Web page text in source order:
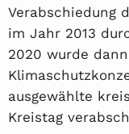
Verabschiedung
im Jahr 2013
2020 wurde
ausgewählte
Kreistag